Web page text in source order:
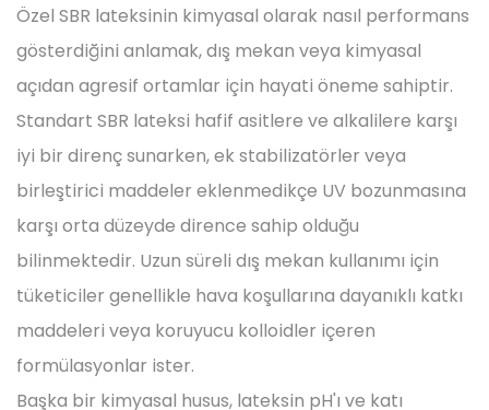
Özel SBR lateksinin kimyasal olarak nasıl performans
gösterdiğini anlamak, dış mekan veya kimyasal
açıdan agresif ortamlar için hayati öneme sahiptir.
Standart SBR lateksi hafif asitlere ve alkalilere karşı
iyi bir direnç sunarken, ek stabilizatörler veya
birleştirici maddeler eklenmedikçe UV bozunmasına
karşı orta düzeyde dirence sahip olduğu
bilinmektedir. Uzun süreli dış mekan kullanımı için
tüketiciler genellikle hava koşullarına dayanıklı katkı
maddeleri veya koruyucu kolloidler içeren
formülasyonlar ister.
Başka bir kimyasal husus, lateksin pH'ı ve katı